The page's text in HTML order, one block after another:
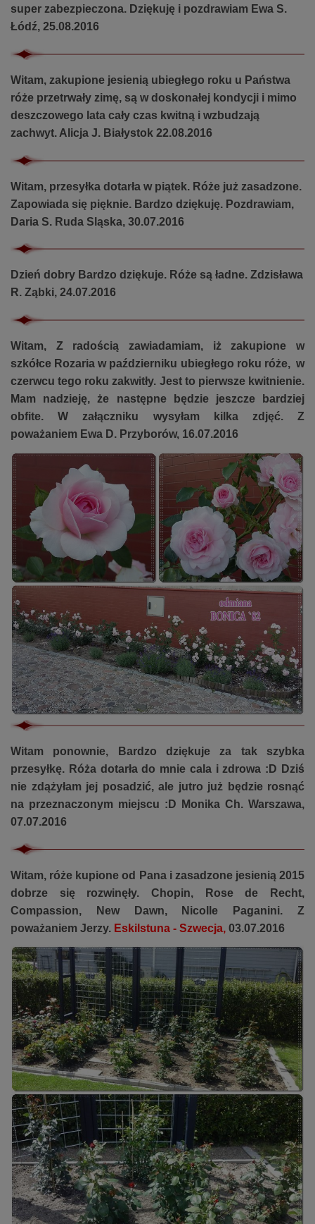
super zabezpieczona. Dziękuję i pozdrawiam Ewa S.
Łódź, 25.08.2016
Witam, zakupione jesienią ubiegłego roku u Państwa
róże przetrwały zimę, są w doskonałej kondycji i mimo
deszczowego lata cały czas kwitną i wzbudzają
zachwyt. Alicja J. Białystok 22.08.2016
Witam, przesyłka dotarła w piątek. Róże już zasadzone.
Zapowiada się pięknie. Bardzo dziękuję. Pozdrawiam,
Daria S. Ruda Sląska, 30.07.2016
Dzień dobry Bardzo dziękuje. Róże są ładne. Zdzisława
R. Ząbki, 24.07.2016
Witam, Z radością zawiadamiam, iż zakupione w
szkółce Rozaria w październiku ubiegłego roku róże, w
czerwcu tego roku zakwitły. Jest to pierwsze kwitnienie.
Mam nadzieję, że następne będzie jeszcze bardziej
obfite. W załączniku wysyłam kilka zdjęć. Z
poważaniem Ewa D. Przyborów, 16.07.2016
Witam ponownie, Bardzo dziękuje za tak szybka
przesyłkę. Róża dotarła do mnie cala i zdrowa :D Dziś
nie zdążyłam jej posadzić, ale jutro już będzie rosnąć
na przeznaczonym miejscu :D Monika Ch. Warszawa,
07.07.2016
Witam, róże kupione od Pana i zasadzone jesienią 2015
dobrze się rozwinęły. Chopin, Rose de Recht,
Compassion, New Dawn, Nicolle Paganini. Z
poważaniem Jerzy. Eskilstuna - Szwecja, 03.07.2016